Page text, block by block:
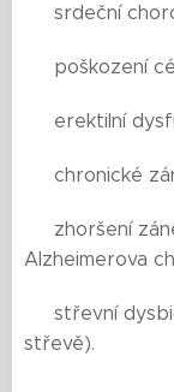
🟨 srdeční
🟨 poškození
🟨 erektilní
🟨 chronické
🟨 zhoršení
Alzheimerova
🟨 střevní
střevě).